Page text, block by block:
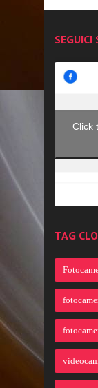
SEGUICI
Click
TAG